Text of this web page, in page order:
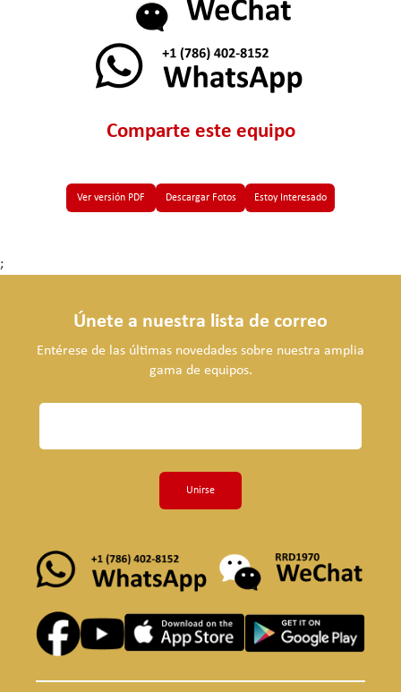
Comparte este equipo
Ver versión PDF Descargar Fotos Estoy Interesado
;
Únete a nuestra lista de correo
Entérese de las últimas novedades sobre nuestra amplia
gama de equipos.
Unirse